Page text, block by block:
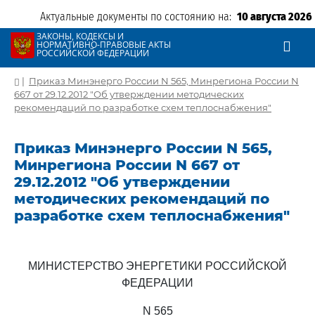
Актуальные документы по состоянию на: 10 августа 2026
ЗАКОНЫ, КОДЕКСЫ И
НОРМАТИВНО-ПРАВОВЫЕ АКТЫ
РОССИЙСКОЙ ФЕДЕРАЦИИ
| Приказ Минэнерго России N 565, Минрегиона России N
667 от 29.12.2012 "Об утверждении методических
рекомендаций по разработке схем теплоснабжения"
Приказ Минэнерго России N 565,
Минрегиона России N 667 от
29.12.2012 "Об утверждении
методических рекомендаций по
разработке схем теплоснабжения"
МИНИСТЕРСТВО ЭНЕРГЕТИКИ РОССИЙСКОЙ
ФЕДЕРАЦИИ
N 565